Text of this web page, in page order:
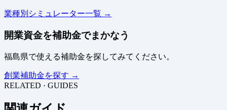
業種別シミュレーター一覧 →
開業資金を補助金でまかなう
福島県で使える補助金を探してみてください。
創業補助金を探す →
RELATED · GUIDES